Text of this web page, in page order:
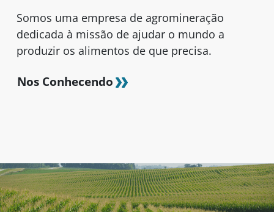
Somos uma empresa de agromineração
dedicada à missão de ajudar o mundo a
produzir os alimentos de que precisa.
Nos Conhecendo